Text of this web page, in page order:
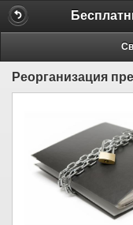
Реорганизация